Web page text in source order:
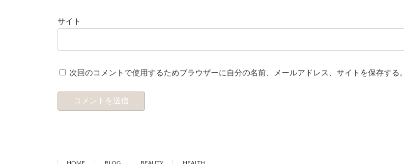
サイト
次回のコメントで使用するためブラウザーに自分の名前、メールアドレス、サイトを保存する。